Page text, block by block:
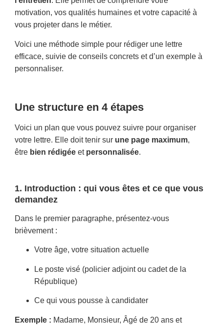
motivation, vos qualités humaines et votre capacité à
vous projeter dans le métier.
Voici une méthode simple pour rédiger une lettre
efficace, suivie de conseils concrets et d’un exemple à
personnaliser.
Une structure en 4 étapes
Voici un plan que vous pouvez suivre pour organiser
votre lettre. Elle doit tenir sur une page maximum,
être bien rédigée et personnalisée.
1. Introduction : qui vous êtes et ce que vous
demandez
Dans le premier paragraphe, présentez-vous
brièvement :
Votre âge, votre situation actuelle
Le poste visé (policier adjoint ou cadet de la
République)
Ce qui vous pousse à candidater
Exemple : Madame, Monsieur, Âgé de 20 ans et